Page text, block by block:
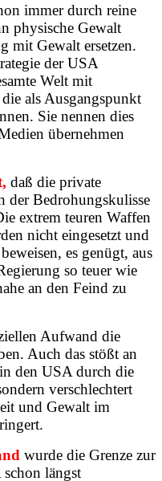
immer durch reine
physische Gewalt
mit Gewalt ersetzen.
der USA
Welt mit
als Ausgangspunkt
Sie nennen dies
übernehmen
daß die private
der Bedrohungskulisse
extrem teuren Waffen
nicht eingesetzt und
es genügt, aus
so teuer wie
an den Feind zu
Aufwand die
Auch das stößt an
den USA durch die
verschlechtert
und Gewalt im
wurde die Grenze zur
längst